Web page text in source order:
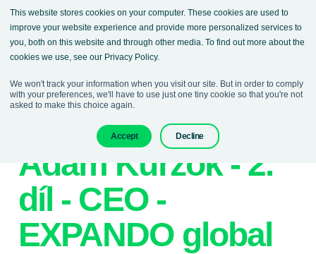
This website stores cookies on your computer. These cookies are used to
improve your website experience and provide more personalized services to
you, both on this website and through other media. To find out more about the
cookies we use, see our Privacy Policy.
We won't track your information when you visit our site. But in order to comply
with your preferences, we'll have to use just one tiny cookie so that you're not
asked to make this choice again.
Accept Decline
10. June 2025
Adam Kurzok - 2.
díl - CEO -
EXPANDO global